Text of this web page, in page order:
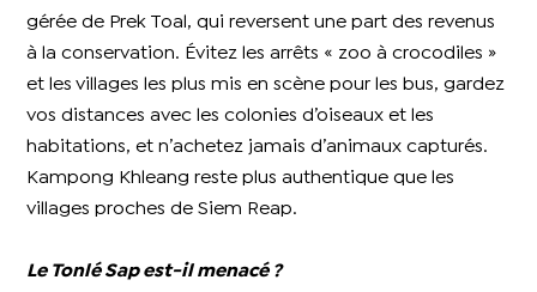
gérée de Prek Toal, qui reversent une part des revenus
à la conservation. Évitez les arrêts « zoo à crocodiles »
et les villages les plus mis en scène pour les bus, gardez
vos distances avec les colonies d’oiseaux et les
habitations, et n’achetez jamais d’animaux capturés.
Kampong Khleang reste plus authentique que les
villages proches de Siem Reap.
Le Tonlé Sap est-il menacé ?